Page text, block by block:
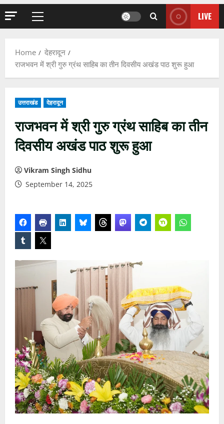
Primary
LIVE
Home
देहरादून
राजभवन में श्री गुरु ग्रंथ साहिब का तीन दिवसीय अखंड पाठ शुरू हुआ
उत्तराखंड देहरादून
राजभवन में श्री गुरु ग्रंथ साहिब का तीन
दिवसीय अखंड पाठ शुरू हुआ
Vikram Singh Sidhu
September 14, 2025